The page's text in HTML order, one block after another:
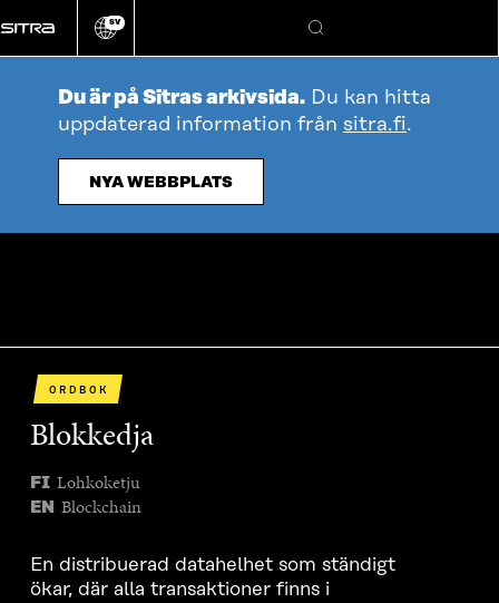
direkt
till
Ändra
språk
SV
Sök
Du är på Sitras arkivsida. Du kan hitta
uppdaterad information från sitra.fi.
NYA WEBBPLATS
ORDBOK
Blokkedja
FI Lohkoketju
EN Blockchain
En distribuerad datahelhet som ständigt
ökar, där alla transaktioner finns i